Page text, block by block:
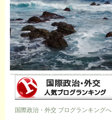
国際政治・外交 ブログランキングへ